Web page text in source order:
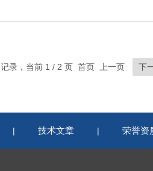
录，当前 1 / 2 页 首页 上一页 下
| 技术文章 | 荣誉资